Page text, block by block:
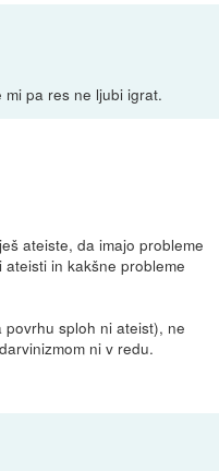
pa res ne ljubi igrat.
ateiste, da imajo probleme
in kakšne probleme
sploh ni ateist), ne
ni v redu.